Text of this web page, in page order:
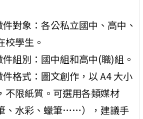
對象：各公私立國中、高中、
校學生。
組別：國中組和高中(職)組。
件格式：圖文創作，以 A4 大小
不限紙質。可選用各類媒材
、水彩、蠟筆……），建議手